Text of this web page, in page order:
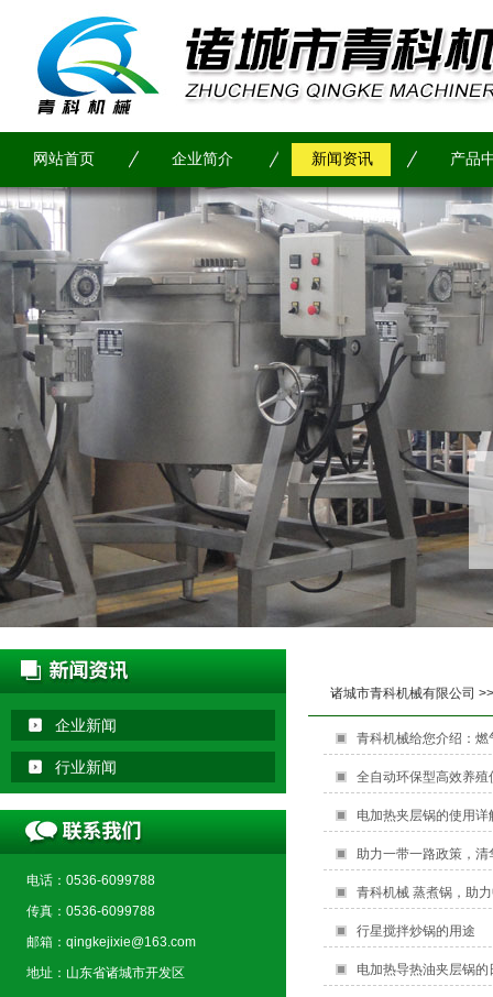
网站首页 企业简介 新闻资讯 产品
诸城市青科机械有限公司
青科机械给您介绍：
全自动环保型高效养
电加热夹层锅的使用详
助力一带一路政策，
青科机械 蒸煮锅，助
行星搅拌炒锅的用途
电加热导热油夹层锅
企业新闻
行业新闻
电话：0536-6099788
传真：0536-6099788
邮箱：qingkejixie@163.com
地址：山东省诸城市开发区